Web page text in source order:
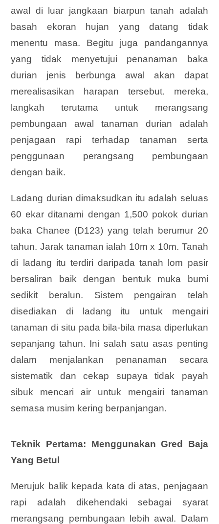
awal di luar jangkaan biarpun tanah adalah
basah ekoran hujan yang datang tidak
menentu masa. Begitu juga pandangannya
yang tidak menyetujui penanaman baka
durian jenis berbunga awal akan dapat
merealisasikan harapan tersebut. mereka,
langkah terutama untuk merangsang
pembungaan awal tanaman durian adalah
penjagaan rapi terhadap tanaman serta
penggunaan perangsang pembungaan
dengan baik.
Ladang durian dimaksudkan itu adalah seluas
60 ekar ditanami dengan 1,500 pokok durian
baka Chanee (D123) yang telah berumur 20
tahun. Jarak tanaman ialah 10m x 10m. Tanah
di ladang itu terdiri daripada tanah lom pasir
bersaliran baik dengan bentuk muka bumi
sedikit beralun. Sistem pengairan telah
disediakan di ladang itu untuk mengairi
tanaman di situ pada bila-bila masa diperlukan
sepanjang tahun. Ini salah satu asas penting
dalam menjalankan penanaman secara
sistematik dan cekap supaya tidak payah
sibuk mencari air untuk mengairi tanaman
semasa musim kering berpanjangan.
Teknik Pertama: Menggunakan Gred Baja
Yang Betul
Merujuk balik kepada kata di atas, penjagaan
rapi adalah dikehendaki sebagai syarat
merangsang pembungaan lebih awal. Dalam